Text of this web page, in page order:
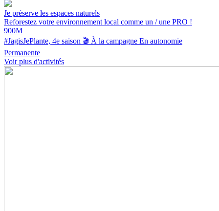
Je préserve les espaces naturels
Reforestez votre environnement local comme un / une PRO !
900M
#JagisJePlante, 4e saison 🎬 À la campagne En autonomie
Permanente
Voir plus d'activités